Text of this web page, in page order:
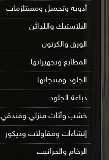
أدوية وتجميل ومستلزمات
البلاستيك واللدائن
الورق والكرتون
المطابع وتجهيزاتها
الجلود ومنتجاتها
دباغة الجلود
خشب وأثاث منزلي وفندقي
إنشاءات ومقاولات وديكور
الرخام والجرانيت